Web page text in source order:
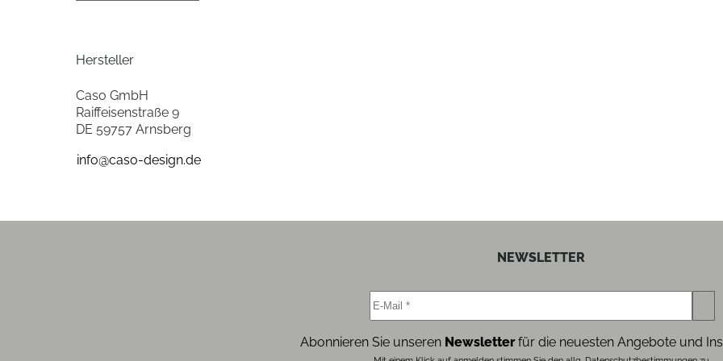
Gehäuseeigenschaften
Farbe
abnehmbare Abtropfschale
Hersteller
Caso GmbH
Raiffeisenstraße 9
DE 59757 Arnsberg
info@caso-design.de
NEWSLETTER
Abonnieren Sie unseren Newsletterfür die neuesten Angebote und